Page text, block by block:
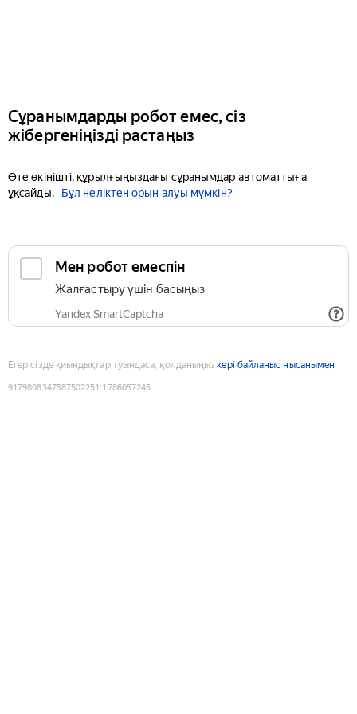
Сұранымдарды робот емес, сіз
жібергеніңізді растаңыз
Өте өкінішті, құрылғыңыздағы сұранымдар автоматтыға
ұқсайды.
Бұл неліктен орын алуы мүмкін?
Мен робот емеспін
Жалғастыру үшін басыңыз
Yandex SmartCaptcha
Егер сізде қиындықтар туындаса, қолданыңыз кері байланыс нысанымен
9179808347587502251 :1786057245